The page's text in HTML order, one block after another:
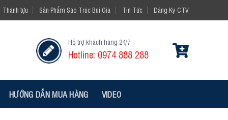
Thành tựu Sản Phẩm Sáo Trúc Bùi Gia Tin Tức Đăng Ký CTV
Hỗ trợ khách hàng 24/7
Hotline: 0974 888 288
HƯỚNG DẪN MUA HÀNG VIDEO